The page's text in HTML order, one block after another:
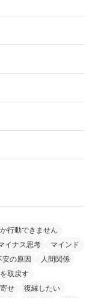
行動できません
イナス思考
マインド
安の原因
人間関係
取戻す
せ
復縁したい